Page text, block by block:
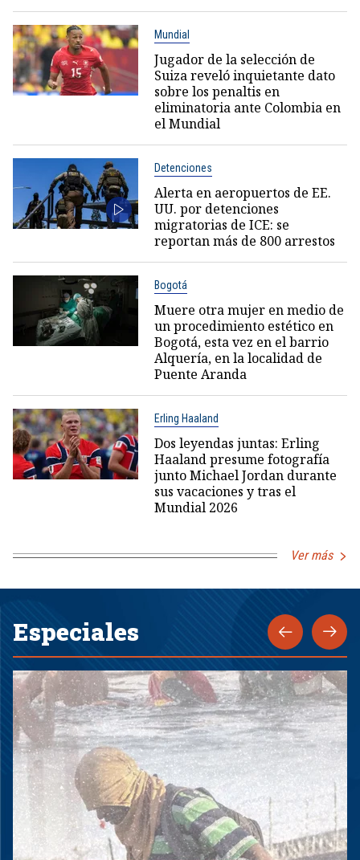
Mundial
Jugador de la selección de
Suiza reveló inquietante dato
sobre los penaltis en
eliminatoria ante Colombia en
el Mundial
Detenciones
Alerta en aeropuertos de EE.
UU. por detenciones
migratorias de ICE: se
reportan más de 800 arrestos
Bogotá
Muere otra mujer en medio de
un procedimiento estético en
Bogotá, esta vez en el barrio
Alquería, en la localidad de
Puente Aranda
Erling Haaland
Dos leyendas juntas: Erling
Haaland presume fotografía
junto Michael Jordan durante
sus vacaciones y tras el
Mundial 2026
Ver más
Especiales